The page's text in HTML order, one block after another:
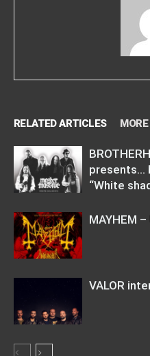
RELATED ARTICLES
presents…
“White
MAYHEM
VALOR